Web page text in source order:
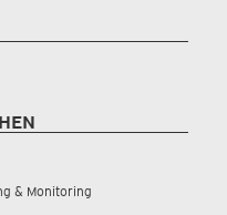
& Monitoring